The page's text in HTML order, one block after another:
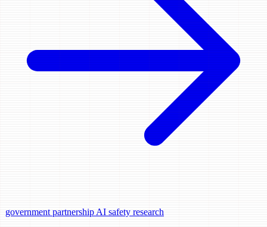
government partnership AI safety research